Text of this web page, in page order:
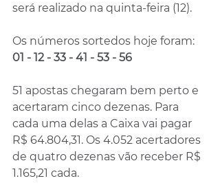
será realizado na quinta-feira (12).
Os números sortedos hoje foram:
01 - 12 - 33 - 41 - 53 - 56
51 apostas chegaram bem perto e
acertaram cinco dezenas. Para
cada uma delas a Caixa vai pagar
R$ 64.804,31. Os 4.052 acertadores
de quatro dezenas vão receber R$
1.165,21 cada.